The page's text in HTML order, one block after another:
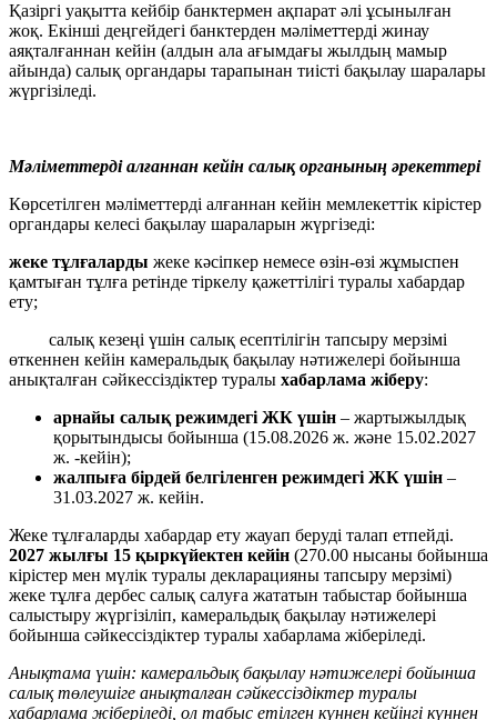
Қазіргі уақытта кейбір банктермен ақпарат әлі ұсынылған
жоқ. Екінші деңгейдегі банктерден мәліметтерді жинау
аяқталғаннан кейін (алдын ала ағымдағы жылдың мамыр
айында) салық органдары тарапынан тиісті бақылау шаралары
жүргізіледі.
Мәліметтерді алғаннан кейін салық органының әрекеттері
Көрсетілген мәліметтерді алғаннан кейін мемлекеттік кірістер
органдары келесі бақылау шараларын жүргізеді:
жеке тұлғаларды жеке кәсіпкер немесе өзін-өзі жұмыспен
қамтыған тұлға ретінде тіркелу қажеттілігі туралы хабардар
ету;
салық кезеңі үшін салық есептілігін тапсыру мерзімі
өткеннен кейін камеральдық бақылау нәтижелері бойынша
анықталған сәйкессіздіктер туралы хабарлама жіберу:
арнайы салықрежимдегі ЖК үшін – жартыжылдық
қорытындысы бойынша (15.08.2026 ж. және 15.02.2027
ж. -кейін);
жалпыға бірдей белгіленген режимдегі ЖК үшін –
31.03.2027 ж. кейін.
Жеке тұлғаларды хабардар ету жауап беруді талап етпейді.
2027 жылғы 15 қыркүйектен кейін (270.00 нысаны бойынша
кірістер мен мүлік туралы декларацияны тапсыру мерзімі)
жеке тұлға дербес салық салуға жататын табыстар бойынша
салыстыру жүргізіліп, камеральдық бақылау нәтижелері
бойынша сәйкессіздіктер туралы хабарлама жіберіледі.
Анықтама үшін: камеральдық бақылау нәтижелері бойынша
салық төлеушіге анықталған сәйкессіздіктер туралы
хабарлама жіберіледі, ол табыс етілген күннен кейінгі күннен